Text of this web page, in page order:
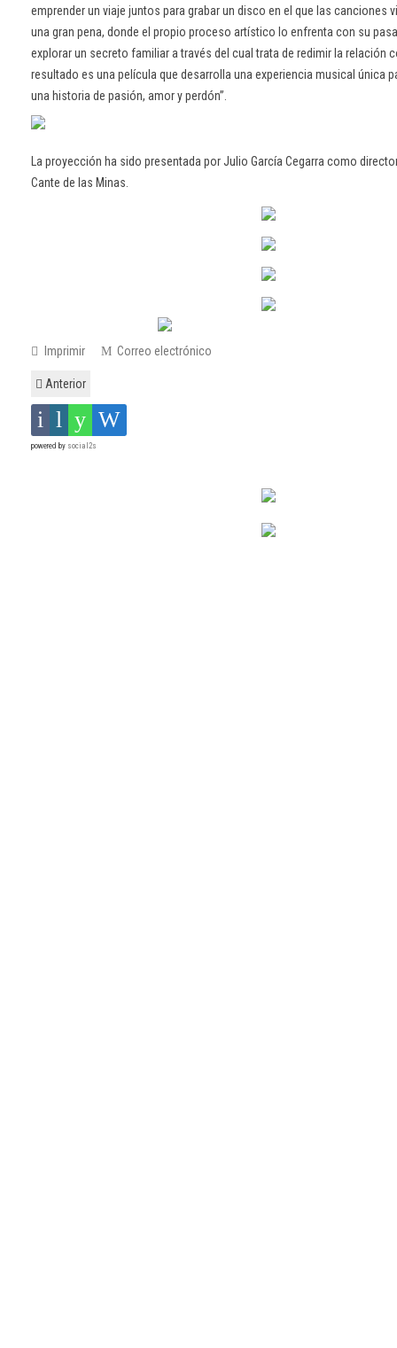
emprender un viaje juntos para grabar un disco en el que las canciones
una gran pena, donde el propio proceso artístico lo enfrenta con su
explorar un secreto familiar a través del cual trata de redimir la relación
resultado es una película que desarrolla una experiencia musical única
una historia de pasión, amor y perdón”.
La proyección ha sido presentada por Julio García Cegarra como
Cante de las Minas.
Imprimir Correo electrónico
Anterior
powered by social2s